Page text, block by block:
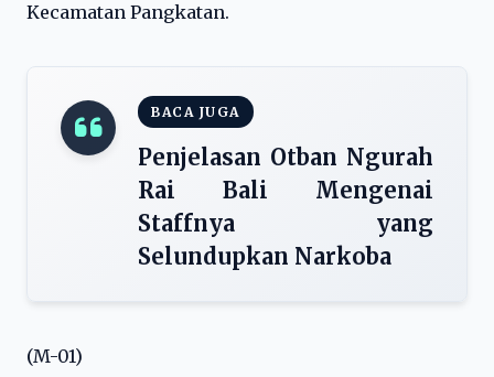
Kecamatan Pangkatan.
BACA JUGA
Penjelasan Otban Ngurah
Rai Bali Mengenai
Staffnya yang
Selundupkan Narkoba
(M-01)